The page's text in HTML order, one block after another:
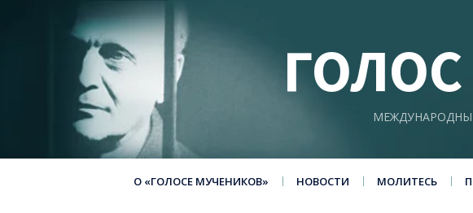
О «ГОЛОСЕ МУЧЕНИКОВ» НОВОСТИ МОЛИТЕСЬ